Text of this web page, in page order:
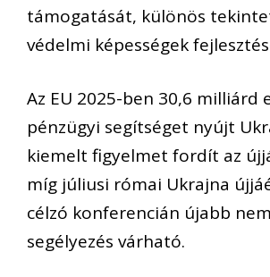
támogatását, különös
védelmi képességek
Az EU 2025-ben 30,6 milliárd
pénzügyi segítséget nyújt
kiemelt figyelmet fordít az
míg júliusi római Ukrajna
célzó konferencián újabb
segélyezés várható.